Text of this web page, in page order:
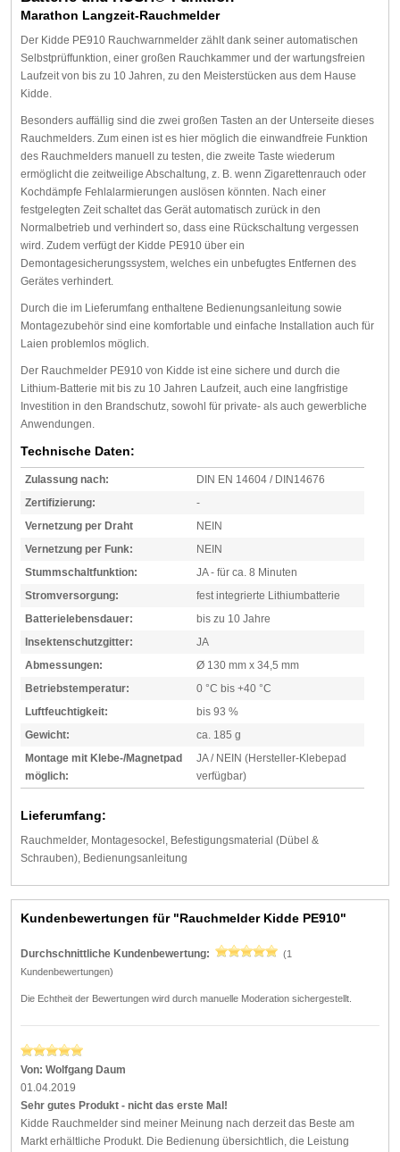
Marathon Langzeit-Rauchmelder
Der Kidde PE910 Rauchwarnmelder zählt dank seiner automatischen
Selbstprüffunktion, einer großen Rauchkammer und der wartungsfreien
Laufzeit von bis zu 10 Jahren, zu den Meisterstücken aus dem Hause
Kidde.
Besonders auffällig sind die zwei großen Tasten an der Unterseite dieses
Rauchmelders. Zum einen ist es hier möglich die einwandfreie Funktion
des Rauchmelders manuell zu testen, die zweite Taste wiederum
ermöglicht die zeitweilige Abschaltung, z. B. wenn Zigarettenrauch oder
Kochdämpfe Fehlalarmierungen auslösen könnten. Nach einer
festgelegten Zeit schaltet das Gerät automatisch zurück in den
Normalbetrieb und verhindert so, dass eine Rückschaltung vergessen
wird. Zudem verfügt der Kidde PE910 über ein
Demontagesicherungssystem, welches ein unbefugtes Entfernen des
Gerätes verhindert.
Durch die im Lieferumfang enthaltene Bedienungsanleitung sowie
Montagezubehör sind eine komfortable und einfache Installation auch für
Laien problemlos möglich.
Der Rauchmelder PE910 von Kidde ist eine sichere und durch die
Lithium-Batterie mit bis zu 10 Jahren Laufzeit, auch eine langfristige
Investition in den Brandschutz, sowohl für private- als auch gewerbliche
Anwendungen.
Technische Daten:
Zulassung nach:
DIN EN 14604 / DIN14676
Zertifizierung:
-
Vernetzung per Draht
NEIN
Vernetzung per Funk:
NEIN
Stummschaltfunktion:
JA - für ca. 8 Minuten
Stromversorgung:
fest integrierte Lithiumbatterie
Batterielebensdauer:
bis zu 10 Jahre
Insektenschutzgitter:
JA
Abmessungen:
Ø 130 mm x 34,5 mm
Betriebstemperatur:
0 °C bis +40 °C
Luftfeuchtigkeit:
bis 93 %
Gewicht:
ca. 185 g
Montage mit Klebe-/Magnetpad
möglich:
JA / NEIN (Hersteller-Klebepad
verfügbar)
Lieferumfang:
Rauchmelder, Montagesockel, Befestigungsmaterial (Dübel &
Schrauben), Bedienungsanleitung
Kundenbewertungen für "Rauchmelder Kidde PE910"
Durchschnittliche Kundenbewertung:
(1
Kundenbewertungen)
Die Echtheit der Bewertungen wird durch manuelle Moderation sichergestellt.
Von: Wolfgang Daum
01.04.2019
Sehr gutes Produkt - nicht das erste Mal!
Kidde Rauchmelder sind meiner Meinung nach derzeit das Beste am
Markt erhältliche Produkt. Die Bedienung übersichtlich, die Leistung